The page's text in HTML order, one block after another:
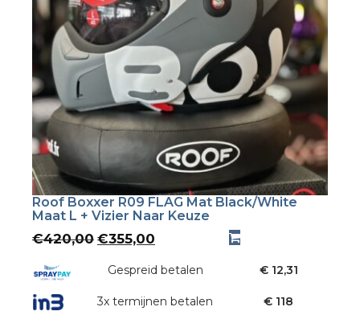
Roof Boxxer R09 FLAG Mat Black/White
Maat L + Vizier Naar Keuze
€420,00 Oorspronkelijke
was:
€355,00
is:
Gespreid betalen € 12,31
3x termijnen betalen
€ 118